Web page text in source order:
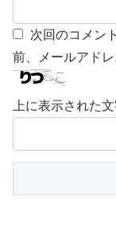
次回のコメン
前、メールアドレ
上に表示された